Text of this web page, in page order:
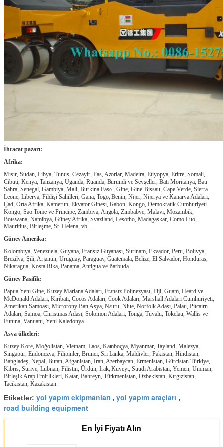
İhracat pazarı:
Afrika:
Mısır, Sudan, Libya, Tunus, Cezayir, Fas, Azorlar, Madeira, Etiyopya, Eritre, Somali,
Cibuti, Kenya, Tanzanya, Uganda, Ruanda, Burundi ve Seyşeller, Batı Moritanya, Batı
Sahra, Senegal, Gambiya, Mali, Burkina Faso , Gine, Gine-Bissau, Cape Verde, Sierra
Leone, Liberya, Fildişi Sahilleri, Gana, Togo, Benin, Nijer, Nijerya ve Kanarya Adaları,
Çad, Orta Afrika, Kamerun, Ekvator Ginesi, Gabon, Kongo, Demokratik Cumhuriyeti
Kongo, Sao Tome ve Principe, Zambiya, Angola, Zimbabve, Malavi, Mozambik,
Botswana, Namibya, Güney Afrika, Svaziland, Lesotho, Madagaskar, Como Luo,
Mauritius, Birleşme, St. Helena, vb.
Güney Amerika:
Kolombiya, Venezuela, Guyana, Fransız Guyanası, Surinam, Ekvador, Peru, Bolivya,
Brezilya, Şili, Arjantin, Uruguay, Paraguay, Guatemala, Belize, El Salvador, Honduras,
Nikaragua, Kosta Rika, Panama, Antigua ve Barbuda
Güney Pasifik:
Papua Yeni Gine, Kuzey Mariana Adaları, Fransız Polinezyası, Fiji, Guam, Heard ve
McDonald Adaları, Kiribati, Cocos Adaları, Cook Adaları, Marshall Adaları Cumhuriyeti,
Amerikan Samoası, Microrony Batı Asya, Nauru, Niue, Norfolk Adası, Palau, Pitcairn
Adaları, Samoa, Christmas Adası, Solomon Adaları, Tonga, Tuvalu, Tokelau, Wallis ve
Futuna, Vanuatu, Yeni Kaledonya.
Asya ülkeleri:
Kuzey Kore, Moğolistan, Vietnam, Laos, Kamboçya, Myanmar, Tayland, Malezya,
Singapur, Endonezya, Filipinler, Brunei, Sri Lanka, Maldivler, Pakistan, Hindistan,
Bangladeş, Nepal, Butan, Afganistan, İran, Azerbaycan, Ermenistan, Gürcistan Türkiye,
Kıbrıs, Suriye, Lübnan, Filistin, Ürdün, Irak, Kuveyt, Suudi Arabistan, Yemen, Umman,
Birleşik Arap Emirlikleri, Katar, Bahreyn, Türkmenistan, Özbekistan, Kırgızistan,
Tacikistan, Kazakistan.
Etiketler: yol yapım ekipmanları , yol yapım araçları ,
road building equipment
En İyi Fiyatı Alın